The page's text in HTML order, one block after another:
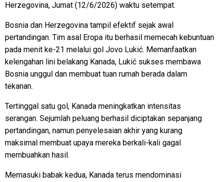
Herzegovina, Jumat (12/6/2026) waktu setempat.
Bosnia dan Herzegovina tampil efektif sejak awal
pertandingan. Tim asal Eropa itu berhasil memecah kebuntuan
pada menit ke-21 melalui gol Jovo Lukić. Memanfaatkan
kelengahan lini belakang Kanada, Lukić sukses membawa
Bosnia unggul dan membuat tuan rumah berada dalam
tekanan.
Tertinggal satu gol, Kanada meningkatkan intensitas
serangan. Sejumlah peluang berhasil diciptakan sepanjang
pertandingan, namun penyelesaian akhir yang kurang
maksimal membuat upaya mereka berkali-kali gagal
membuahkan hasil.
Memasuki babak kedua, Kanada terus mendominasi